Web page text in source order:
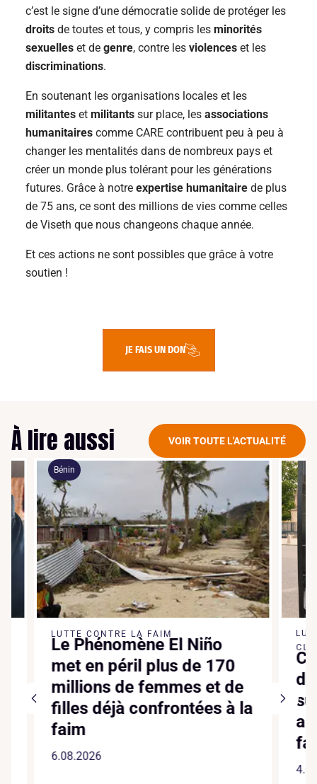
c’est le signe d’une démocratie solide de protéger les
droits de toutes et tous, y compris les minorités
sexuelles et de genre, contre les violences et les
discriminations.
En soutenant les organisations locales et les
militantes et militants sur place, les associations
humanitaires comme CARE contribuent peu à peu à
changer les mentalités dans de nombreux pays et
créer un monde plus tolérant pour les générations
futures. Grâce à notre expertise humanitaire de plus
de 75 ans, ce sont des millions de vies comme celles
de Viseth que nous changeons chaque année.
Et ces actions ne sont possibles que grâce à votre
soutien !
JE FAIS UN DON
À lire aussi VOIR TOUTE L'ACTUALITÉ
Bénin
LUTTE CONTRE LA FAIM
Le Phénomène El Niño
met en péril plus de 170
millions de femmes et de
filles déjà confrontées à la
faim
6.08.2026
LUTTE